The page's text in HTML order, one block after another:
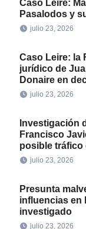
Caso Leire:
Pasalodos y
julio 23, 2026
Caso Leire: la
jurídico de
Donaire en
julio 23, 2026
Investigación
Francisco
posible tráfico
julio 23, 2026
Presunta
influencias en
investigado
julio 23, 2026